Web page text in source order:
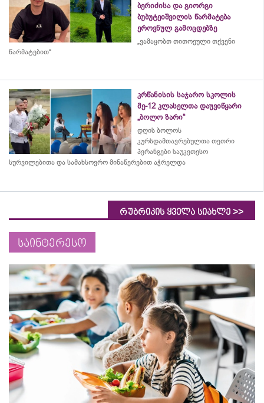
ბერიძისა და გიორგი
ბუბუტეიშვილის წარმატება
ეროვნულ გამოცდებზე
„ვამაყობთ თითოეული თქვენი
წარმატებით“
კრწანისის საჯარო სკოლის
მე-12 კლასელთა დაუვიწყარი
„ბოლო ზარი“
დღის ბოლოს
კურსდამთავრებულთა თეთრი
პერანგები საუკეთესო
სურვილებითა და სამახსოვრო მინაწერებით აჭრელდა
რუბრიკის ყველა სიახლე >>
საინტერესო